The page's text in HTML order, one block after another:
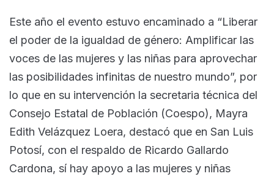
Este año el evento estuvo encaminado a “Liberar
el poder de la igualdad de género: Amplificar las
voces de las mujeres y las niñas para aprovechar
las posibilidades infinitas de nuestro mundo”, por
lo que en su intervención la secretaria técnica del
Consejo Estatal de Población (Coespo), Mayra
Edith Velázquez Loera, destacó que en San Luis
Potosí, con el respaldo de Ricardo Gallardo
Cardona, sí hay apoyo a las mujeres y niñas